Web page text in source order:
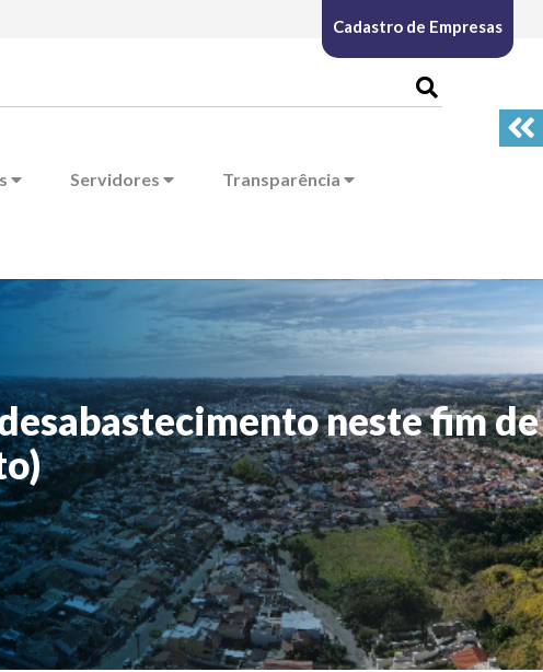
Cadastro de Empresas
Servidores Transparência
neste fim de